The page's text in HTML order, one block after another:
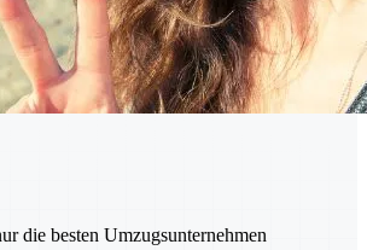
die besten Umzugsunternehmen